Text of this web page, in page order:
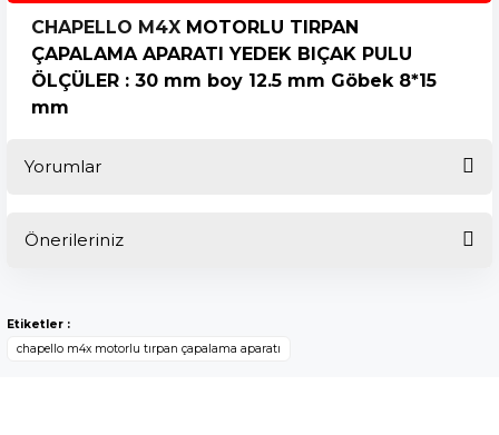
CHAPELLO M4X MOTORLU TIRPAN
ÇAPALAMA APARATI YEDEK BIÇAK PULU
ÖLÇÜLER : 30 mm boy 12.5 mm Göbek 8*15
mm
Yorumlar
Önerileriniz
kullanarak tarafımıza iletebilirsiniz.
Görüş ve önerileriniz için teşekkür ederiz.
Etiketler :
chapello m4x motorlu tırpan çapalama aparatı